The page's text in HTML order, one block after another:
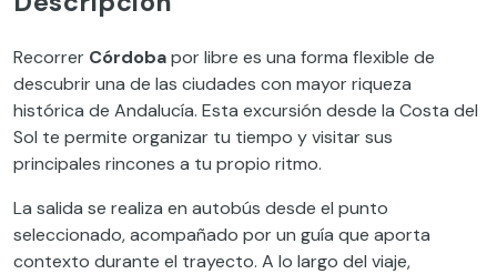
Recorrer Córdobapor libre es una forma flexible de
descubrir una de las ciudades con mayor riqueza
histórica de Andalucía. Esta excursión desde la Costa del
Sol te permite organizar tu tiempo y visitar sus
principales rincones a tu propio ritmo.
La salida se realiza en autobús desde el punto
seleccionado, acompañado por un guía que aporta
contexto durante el trayecto. A lo largo del viaje,